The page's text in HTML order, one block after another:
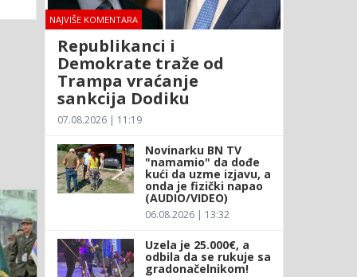
NAJVIŠE KOMENTARA
Republikanci i
Demokrate traže od
Trampa vraćanje
sankcija Dodiku
07.08.2026 | 11:19
Novinarku BN TV
"namamio" da dođe
kući da uzme izjavu, a
onda je fizički napao
(AUDIO/VIDEO)
06.08.2026 | 13:32
Uzela je 25.000€, a
odbila da se rukuje sa
gradonačelnikom!